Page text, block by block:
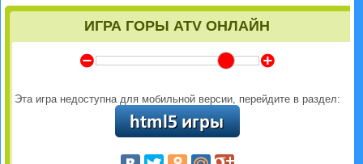
ИГРА ГОРЫ ATV ОНЛАЙН
Y Z
Эта игра недоступна для мобильной версии, перейдите в раздел: